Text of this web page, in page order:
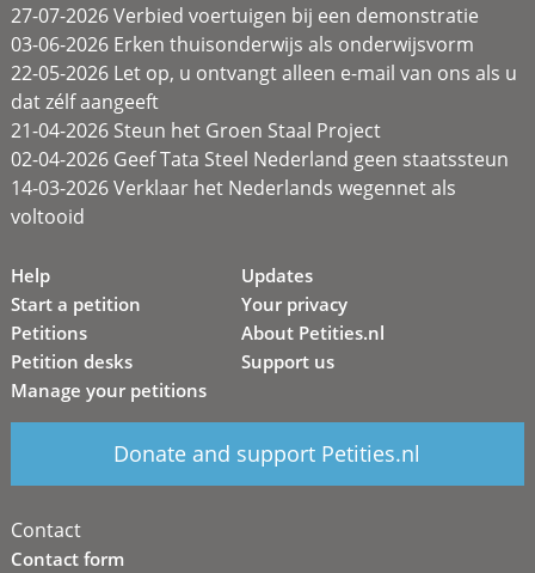
27-07-2026 Verbied voertuigen bij een demonstratie
03-06-2026 Erken thuisonderwijs als onderwijsvorm
22-05-2026 Let op, u ontvangt alleen e-mail van ons als u
dat zélf aangeeft
21-04-2026 Steun het Groen Staal Project
02-04-2026 Geef Tata Steel Nederland geen staatssteun
14-03-2026 Verklaar het Nederlands wegennet als
voltooid
Help
Start a petition
Petitions
Petition desks
Manage your petitions
Updates
Your privacy
About Petities.nl
Support us
Donate and support Petities.nl
Contact
Contact form